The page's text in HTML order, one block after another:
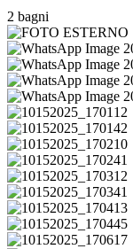
2 bagni